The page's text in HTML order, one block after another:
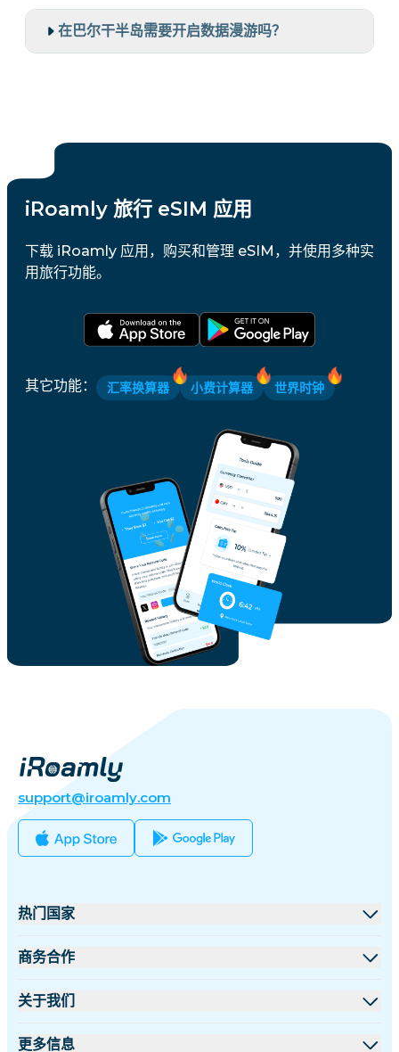
在巴尔干半岛需要开启数据漫游吗？
iRoamly 旅行 eSIM 应用
下载 iRoamly 应用，购买和管理 eSIM，并使用多种实
用旅行功能。
其它功能： 汇率换算器 小费计算器 世界时钟
support@iroamly.com
热门国家
美国
法国
商务合作
批发平台
关于我们
关于 iRoamly
更多信息